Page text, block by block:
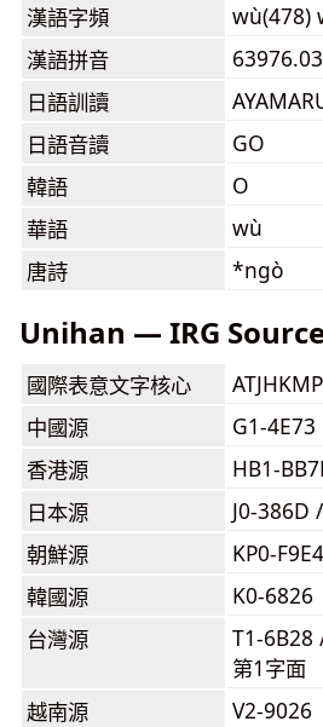
漢語字頻
wù(478)
漢語拼音
日語訓讀
日語音讀
GO
韓語
O
華語
wù
唐詩
*ngò
Unihan — IRG
國際表意文字核心
ATJHKMP
中國源
G1-4E73
香港源
HB1-
日本源
J0-386D
朝鮮源
KP0-F9E4
韓國源
K0-6826
台灣源
T1-6B28
第1字面
越南源
V2-9026